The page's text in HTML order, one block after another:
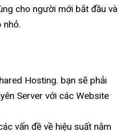
cho người mới bắt đầu và
nhỏ.
Hosting. bạn sẽ phải
Server với các Website
vấn đề về hiệu suất nằm